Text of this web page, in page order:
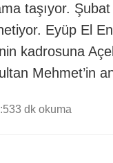
taşıyor. Şubat
Eyüp El
kadrosuna
Mehmet’in
3 dk okuma